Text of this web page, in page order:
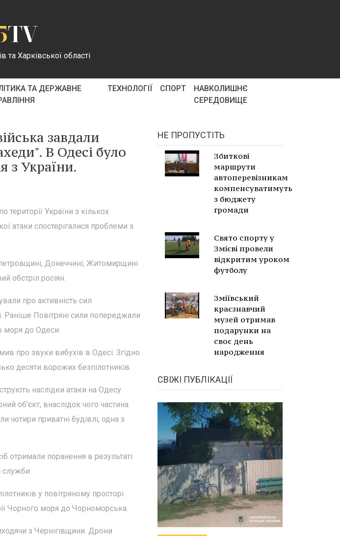
TV
та Харківської області
ТА ДЕРЖАВНЕ
ТЕХНОЛОГІЇ СПОРТ
НАВКОЛИШНЄ
СЕРЕДОВИЩЕ
завдали
В Одесі було
з України.
території України з кількох
атаки спостерігалися проблеми з
Донеччині, Житомирщині
обстріл росіян.
про активність сил
Раніше Повітряні сили попереджали
моря до Одеси.
про звуки вибухів в Одесі. Згідно
десяти ворожих безпілотників.
наслідки атаки на Одесу.
об'єкт, внаслідок чого частина
чотири приватні будівлі, одна з
отримали поранення в результаті
служби.
у повітряному просторі
Чорного моря до Чорноморська.
з Чернігівщини. Дрони
НЕ ПРОПУСТІТЬ
Збиткові
маршрути
автоперевізникам
компенсуватимуть
з бюджету
громади
Свято спорту у
Змієві провели
відкритим уроком
футболу
Зміївський
краєзнавчий
музей отримав
подарунки на
своє день
народження
СВІЖІ ПУБЛІКАЦІЇ